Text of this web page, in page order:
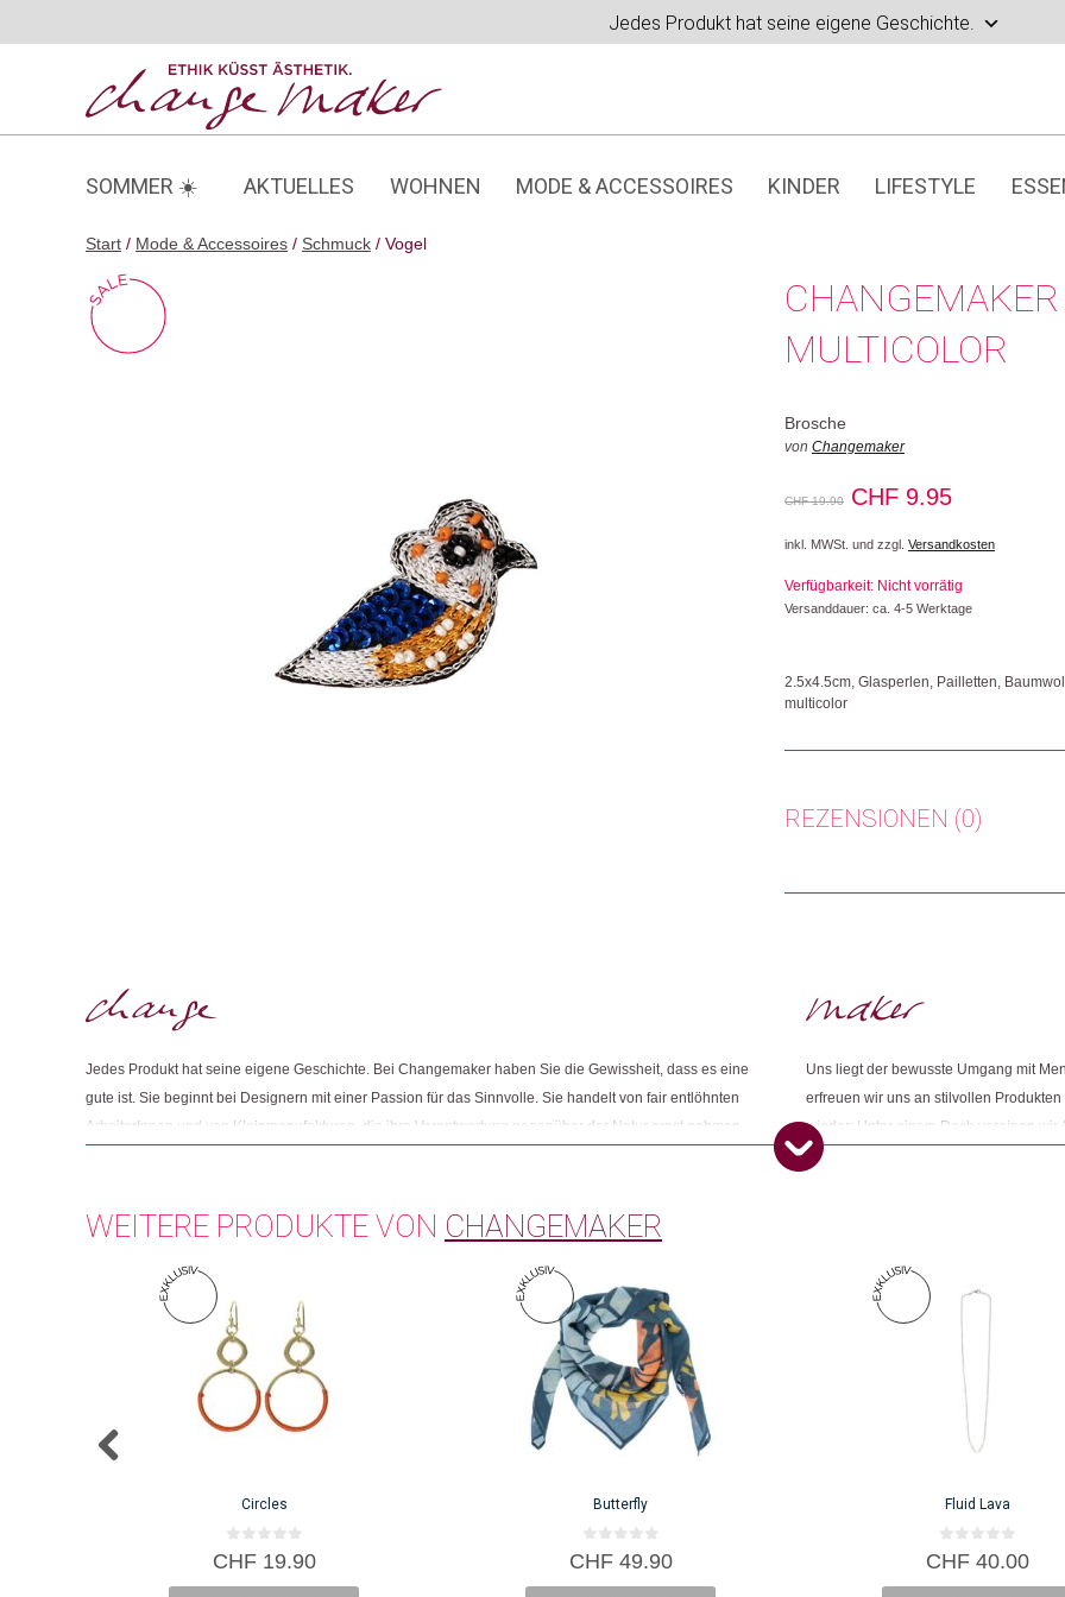
Jedes Produkt hat seine eigene Geschichte.
SOMMER ☀️ AKTUELLES WOHNEN MODE & ACCESSOIRES KINDER LIFESTYLE
Start / Mode & Accessoires / Schmuck / Vogel
MULTICOLOR
Brosche
von Changemaker
CHF19.90
Ursprünglicher
CHF 19.90
CHF 9.95Aktueller
CHF 9.95.
inkl. MWSt. und zzgl. Versandkosten
Verfügbarkeit: Nicht vorrätig
Versanddauer: ca. 4-5 Werktage
2.5x4.5cm, Glasperlen, Pailletten,
multicolor
Unser Produzent Tara Projects
damit diese ihre Produkte unter
Herkunft: Schweiz
Dieses Produkt weiterempfehlen:
REZENSIONEN (0)
Jedes Produkt hat seine eigene Geschichte. Bei Changemaker haben Sie die Gewissheit, dass es eine
gute ist. Sie beginnt bei Designern mit einer Passion für das Sinnvolle. Sie handelt von fair entlöhnten
ArbeiterInnen und von Kleinmanufakturen, die ihre Verantwortung gegenüber der Natur ernst nehmen.
Uns liegt der bewusste Umgang mit
erfreuen wir uns an stilvollen
wieder: Unter einem Dach vereinen wir
Konsumbewusstseins nach mehr Sinn
WEITERE PRODUKTE VON CHANGEMAKER
Circles
0
v
CHF19.90
Butterfly
0
v
CHF49.90
Fluid Lava
0
v
CHF40.00